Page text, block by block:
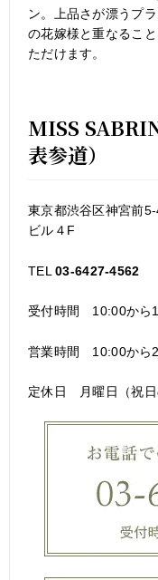
ン。上品さが漂うプ
の花嫁様と重なるこ
ただけます。
MISS
表参道）
東京都渋谷区神宮前
ビル４F
TEL03-6427-4562
受付時間 10:00から
営業時間 10:00から
定休日 月曜日（祝日